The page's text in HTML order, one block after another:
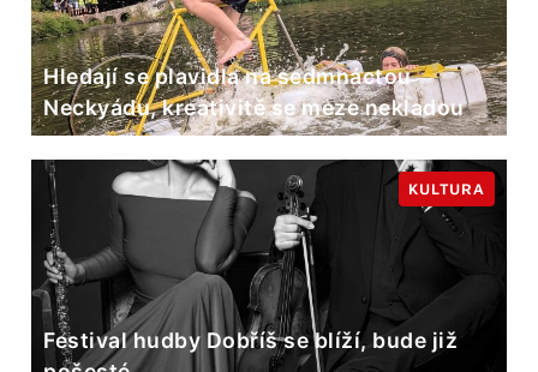
Hledají se plavidla na sedmnáctou
Neckyádu, kreativitě se meze nekladou
Festival hudby Dobříš se blíží, bude již
KULTURA